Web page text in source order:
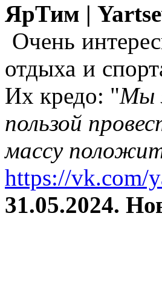
ЯрТим |
Очень
отдыха и
Их кредо: "Мы
пользой
массу
https://vk.com/
31.05.2024.